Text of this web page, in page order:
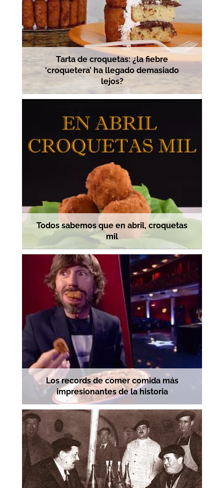
Tarta de croquetas: ¿la fiebre
‘croquetera’ ha llegado demasiado
lejos?
Todos sabemos que en abril, croquetas
mil
Los records de comer comida más
impresionantes de la historia